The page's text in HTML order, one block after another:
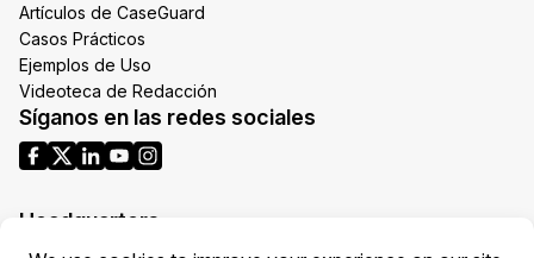
Artículos de CaseGuard
Casos Prácticos
Ejemplos de Uso
Videoteca de Redacción
Síganos en las redes sociales
Headquarters